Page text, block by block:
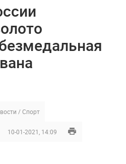
/Спорт
10-01-2021, 14:09